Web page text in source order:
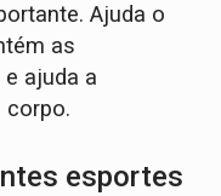
Ajuda o
as
ajuda a
corpo.
esportes